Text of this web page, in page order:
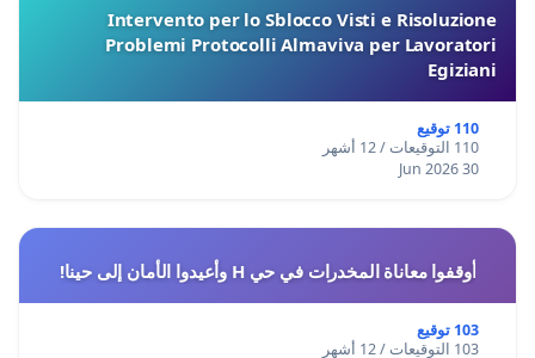
Intervento per lo Sblocco Visti e Risoluzione
Problemi Protocolli Almaviva per Lavoratori
Egiziani
110 توقيع
110 التوقيعات / 12 أشهر
30 Jun 2026
أوقفوا معاناة المخدرات في حي H وأعيدوا الأمان إلى حينا!
103 توقيع
103 التوقيعات / 12 أشهر